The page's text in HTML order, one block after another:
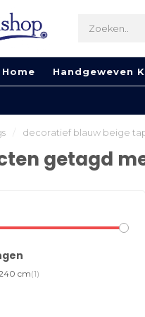
Home Handgeweven
decoratief blauw beige
getagd
cm(1)